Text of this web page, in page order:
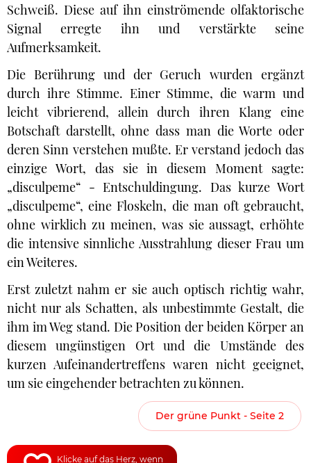
Schweiß. Diese auf ihn einströmende olfaktorische
Signal erregte ihn und verstärkte seine
Aufmerksamkeit.
Die Berührung und der Geruch wurden ergänzt
durch ihre Stimme. Einer Stimme, die warm und
leicht vibrierend, allein durch ihren Klang eine
Botschaft darstellt, ohne dass man die Worte oder
deren Sinn verstehen mußte. Er verstand jedoch das
einzige Wort, das sie in diesem Moment sagte:
„disculpeme“ - Entschuldingung. Das kurze Wort
„disculpeme“, eine Floskeln, die man oft gebraucht,
ohne wirklich zu meinen, was sie aussagt, erhöhte
die intensive sinnliche Ausstrahlung dieser Frau um
ein Weiteres.
Erst zuletzt nahm er sie auch optisch richtig wahr,
nicht nur als Schatten, als unbestimmte Gestalt, die
ihm im Weg stand. Die Position der beiden Körper an
diesem ungünstigen Ort und die Umstände des
kurzen Aufeinandertreffens waren nicht geeignet,
um sie eingehender betrachten zu können.
Der grüne Punkt - Seite 2
Klicke auf das Herz, wenn